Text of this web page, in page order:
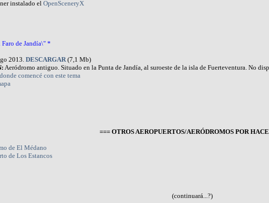
instalado el OpenSceneryX
de Jandía\" *
2013. DESCARGAR (7,1 Mb)
Aeródromo antiguo. Situado en la Punta de Jandía, al suroeste de la isla de Fuerteventura. No
comencé con este tema
=== OTROS AEROPUERTOS/AERÓDROMOS POR
de El Médano
de Los Estancos
(continuará...?)